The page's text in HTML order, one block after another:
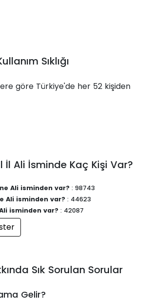
Sıklığı
göre Türkiye'de her 52 kişiden
İl Ali İsminde Kaç Kişi Var?
Ali isminden var? : 98743
Ali isminden var? : 44623
isminden var? : 42087
Sık Sorulan Sorular
Gelir?